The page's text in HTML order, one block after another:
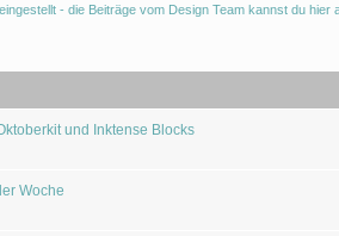
- die Beiträge vom Design Team kannst du hier
und Inktense Blocks
Woche